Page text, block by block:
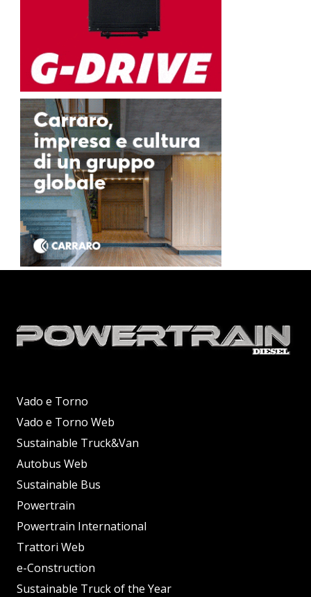
Vado e Torno
Vado e Torno Web
Sustainable Truck&Van
Autobus Web
Sustainable Bus
Powertrain
Powertrain International
Trattori Web
e-Construction
Sustainable Truck of the Year